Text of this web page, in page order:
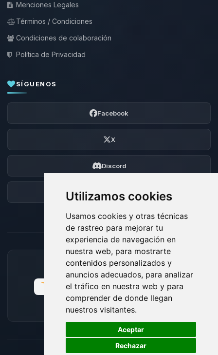
Utilizamos cookies
Usamos cookies y otras técnicas
de rastreo para mejorar tu
experiencia de navegación en
nuestra web, para mostrarte
contenidos personalizados y
anuncios adecuados, para analizar
el tráfico en nuestra web y para
comprender de donde llegan
nuestros visitantes.
Aceptar
Rechazar
Menciones Legales
Términos / Condiciones
Condiciones de colaboración
Política de Privacidad
SÍGUENOS
Facebook
X
Discord
Foro
MÉTODOS DE PAGO ACEPTADOS
🍪